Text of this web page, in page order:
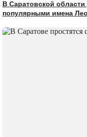
В Саратовской
популярными имена